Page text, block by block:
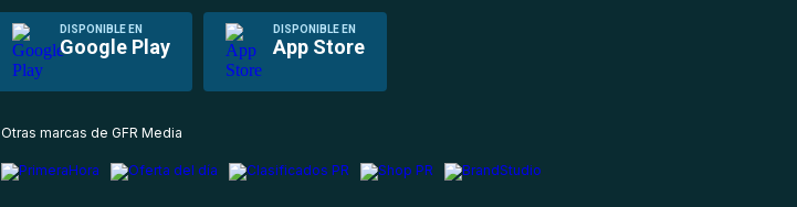
DISPONIBLE EN
Google Play
DISPONIBLE EN
App Store
Otras marcas de GFR Media